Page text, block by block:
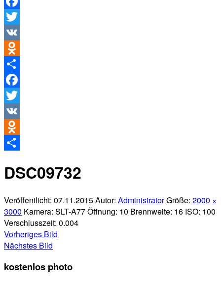
Facebook
Twitter
VK
Odnoklassniki
Teilen
Facebook
Twitter
VK
Odnoklassniki
DSC09732
Veröffentlicht: 07.11.2015Autor: AdministratorGröße: 2000 ×
3000 Kamera: SLT-A77Öffnung: 10 Brennweite: 16 ISO: 100
Verschlusszeit: 0.004
Vorheriges Bild
Nächstes Bild
kostenlos photo